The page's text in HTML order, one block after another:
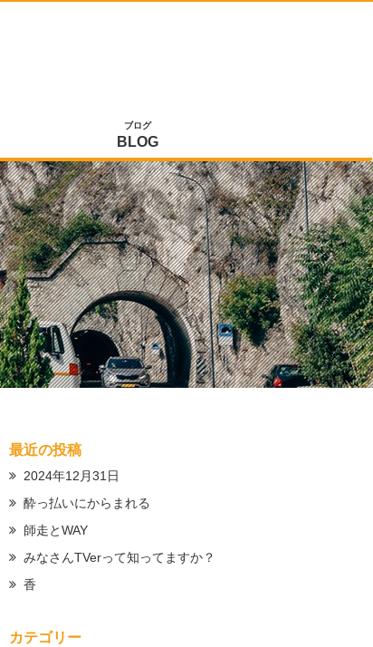
ブログ
BLOG
最近の投稿
2024年12月31日
酔っ払いにからまれる
師走とWAY
みなさんTVerって知ってますか？
香
カテゴリー